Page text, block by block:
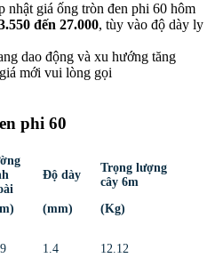
nhật giá ống tròn đen phi 60 hôm
đến 27.000, tùy vào độ dày ly
dao động và xu hướng tăng
mới vui lòng gọi
phi 60
Độ dày
Trọng lượng
cây 6m
(mm) (Kg)
1.4 12.12